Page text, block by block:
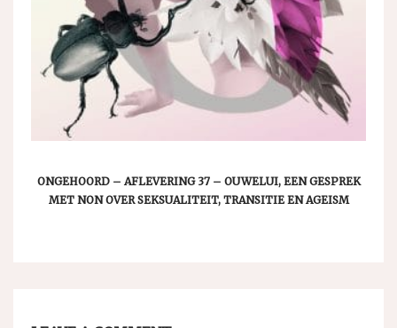
ONGEHOORD – AFLEVERING 37 – OUWELUI, EEN GESPREK
MET NON OVER SEKSUALITEIT, TRANSITIE EN AGEISM